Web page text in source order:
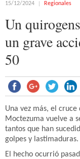
15/12/2024 Regionales
Un
un grave
50
Una vez más, el
Moctezuma vuelve a
tantos que han
golpes y lastimaduras.
El hecho ocurrió